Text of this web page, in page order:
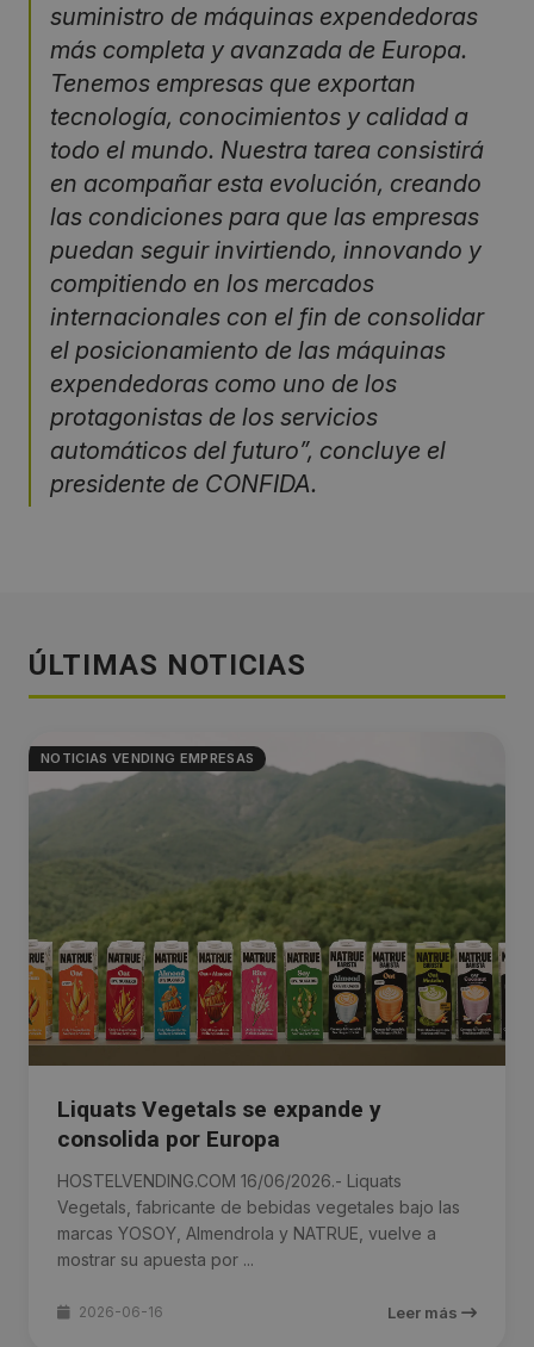
suministro de máquinas expendedoras
más completa y avanzada de Europa.
Tenemos empresas que exportan
tecnología, conocimientos y calidad a
todo el mundo. Nuestra tarea consistirá
en acompañar esta evolución, creando
las condiciones para que las empresas
puedan seguir invirtiendo, innovando y
compitiendo en los mercados
internacionales con el fin de consolidar
el posicionamiento de las máquinas
expendedoras como uno de los
protagonistas de los servicios
automáticos del futuro”, concluye el
presidente de CONFIDA.
ÚLTIMAS NOTICIAS
NOTICIAS VENDING EMPRESAS
Liquats Vegetals se expande y
consolida por Europa
HOSTELVENDING.COM 16/06/2026.- Liquats
Vegetals, fabricante de bebidas vegetales bajo las
marcas YOSOY, Almendrola y NATRUE, vuelve a
mostrar su apuesta por ...
2026-06-16 Leer más